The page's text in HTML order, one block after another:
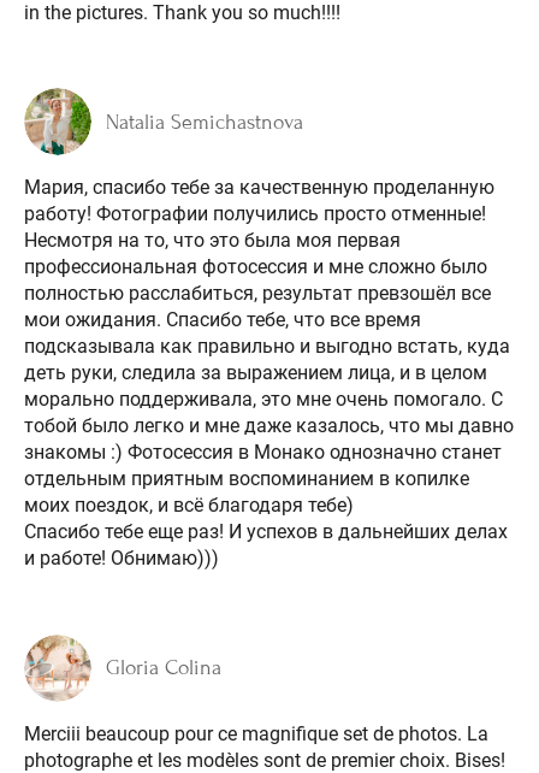
in the pictures. Thank you so much!!!!
Natalia Semichastnova
Мария, спасибо тебе за качественную проделанную
работу! Фотографии получились просто отменные!
Несмотря на то, что это была моя первая
профессиональная фотосессия и мне сложно было
полностью расслабиться, результат превзошёл все
мои ожидания. Спасибо тебе, что все время
подсказывала как правильно и выгодно встать, куда
деть руки, следила за выражением лица, и в целом
морально поддерживала, это мне очень помогало. С
тобой было легко и мне даже казалось, что мы давно
знакомы :) Фотосессия в Монако однозначно станет
отдельным приятным воспоминанием в копилке
моих поездок, и всё благодаря тебе)
Спасибо тебе еще раз! И успехов в дальнейших делах
и работе! Обнимаю)))
Gloria Colina
Merciii beaucoup pour ce magnifique set de photos. La
photographe et les modèles sont de premier choix. Bises!